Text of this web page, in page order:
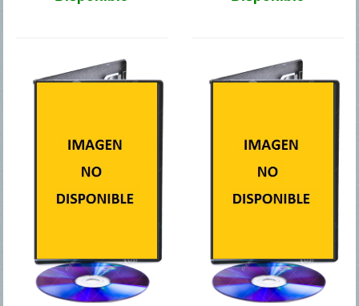
Lenny se ha trasladado
con su familia a la pequeña
como sus amigos se
criaron. En esta ocasión,
los adultos serán quienes
reciban toda una lección
(Owen Wilson), dos
comerciales ya
perdido su empleo, llegan
a la conclusión de que su
haberse adaptado a las